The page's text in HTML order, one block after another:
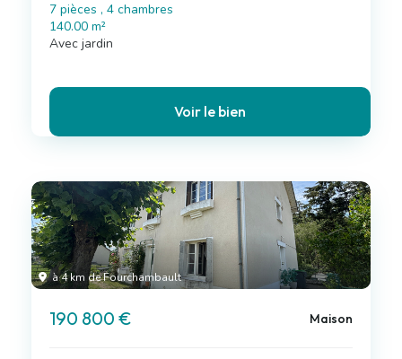
7 pièces , 4 chambres
140.00 m²
Avec jardin
Voir le bien
à 4 km de Fourchambault
190 800 € Maison